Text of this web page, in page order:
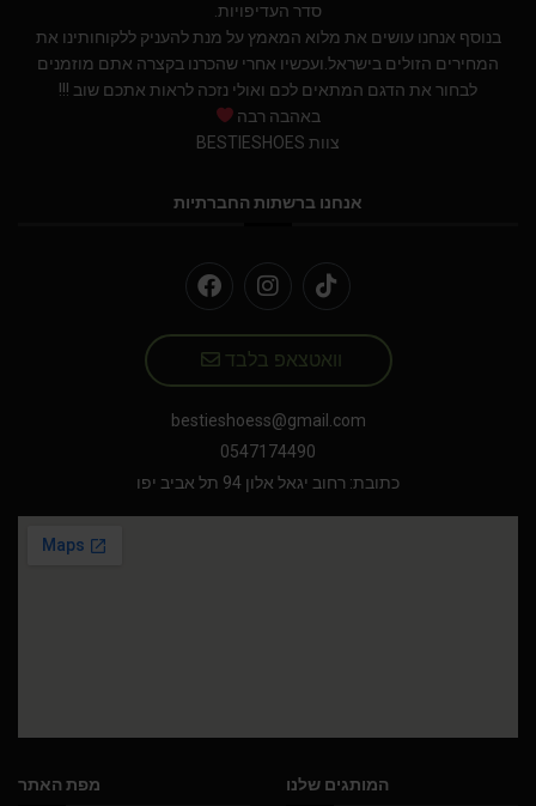
סדר העדיפויות.
בנוסף אנחנו עושים את מלוא המאמץ על מנת להעניק ללקוחותינו את
המחירים הזולים בישראל.ועכשיו אחרי שהכרנו בקצרה אתם מוזמנים
לבחור את הדגם המתאים לכם ואולי נזכה לראות אתכם שוב !!!
באהבה רבה
צוות BESTIESHOES
אנחנו ברשתות החברתיות
וואטצאפ בלבד
bestieshoess@gmail.com
0547174490
כתובת: רחוב יגאל אלון 94 תל אביב יפו
המותגים שלנו מפת האתר